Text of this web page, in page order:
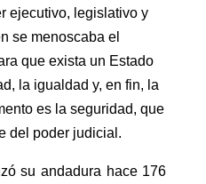
ejecutivo, legislativo y
se menoscaba el
que exista un Estado
la igualdad y, en fin, la
es la seguridad, que
del poder judicial.
su andadura hace 176